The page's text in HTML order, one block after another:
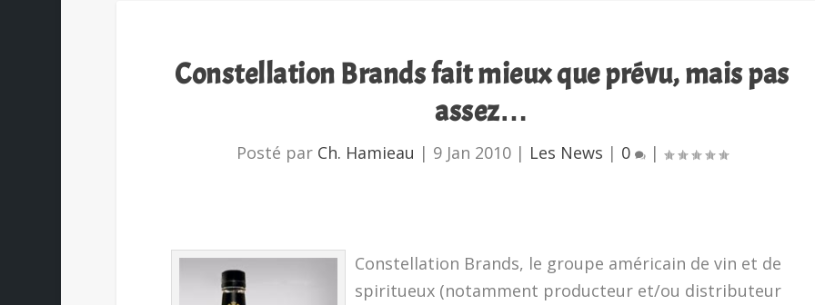
Constellation Brands fait mieux que prévu, mais pas
assez…
Posté par Ch. Hamieau | 9 Jan 2010| Les News | 0 |
Constellation Brands, le groupe américain de vin et de
spiritueux (notamment producteur et/ou distributeur